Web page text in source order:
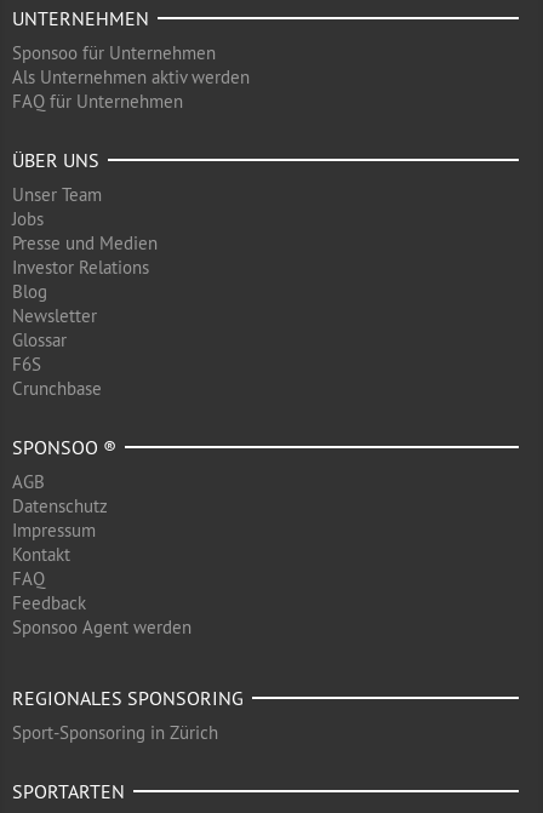
UNTERNEHMEN
Sponsoo für Unternehmen
Als Unternehmen aktiv werden
FAQ für Unternehmen
ÜBER UNS
Unser Team
Jobs
Presse und Medien
Investor Relations
Blog
Newsletter
Glossar
F6S
Crunchbase
SPONSOO ®
AGB
Datenschutz
Impressum
Kontakt
FAQ
Feedback
Sponsoo Agent werden
REGIONALES SPONSORING
Sport-Sponsoring in Zürich
SPORTARTEN